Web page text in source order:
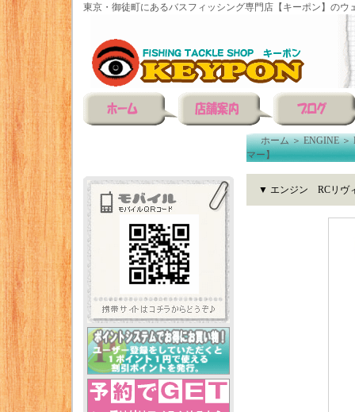
東京・御徒町にあるバスフィッシング専門店【キーポン】のウ
ホーム＞ENGINE＞
マー】
▼ エンジン RCリヴ